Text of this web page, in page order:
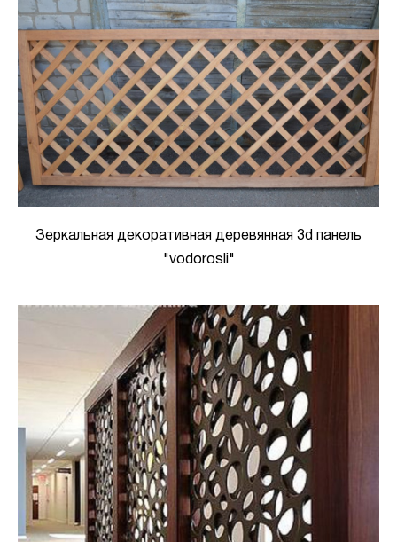
Зеркальная декоративная деревянная 3d панель
"vodorosli"